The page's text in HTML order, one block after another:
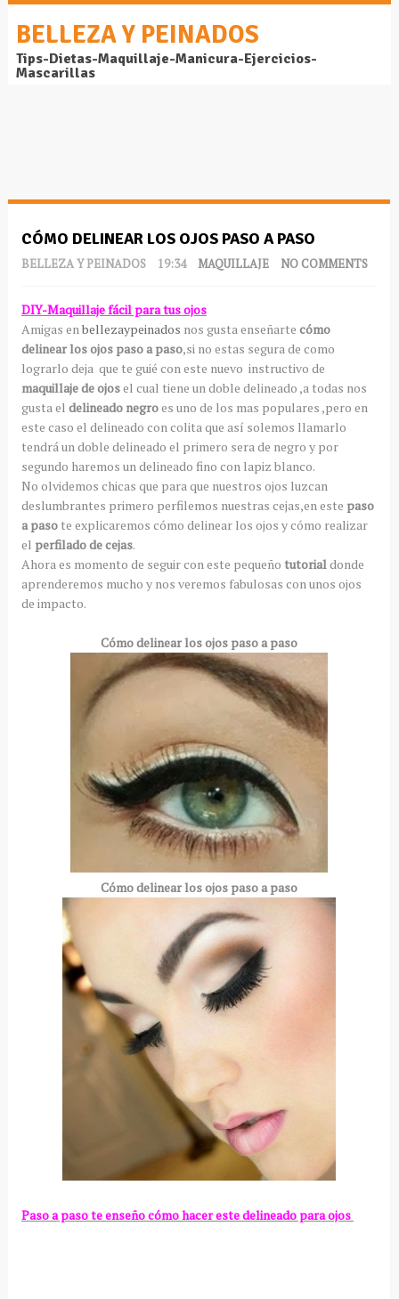
BELLEZA Y PEINADOS
Tips-Dietas-Maquillaje-Manicura-Ejercicios-
Mascarillas
CÓMO DELINEAR LOS OJOS PASO A PASO
BELLEZA Y PEINADOS 19:34 MAQUILLAJE NO COMMENTS
DIY-Maquillaje fácil para tus ojos
Amigas enbellezaypeinados nos gusta enseñarte cómo
delinear los ojos paso a paso,si no estas segura de como
lograrlo deja que te guié con este nuevo instructivo de
maquillaje de ojosel cual tiene un doble delineado ,a todas nos
gusta el delineado negroes uno de los mas populares ,pero en
este caso el delineado con colita que así solemos llamarlo
tendrá un doble delineado el primero sera de negro y por
segundo haremos un delineado fino con lapiz blanco.
No olvidemos chicas que para que nuestros ojos luzcan
deslumbrantes primero perfilemos nuestras cejas,en este paso
a pasote explicaremos cómo delinear los ojos y cómo realizar
el perfilado de cejas.
Ahora es momento de seguir con este pequeño tutorialdonde
aprenderemos mucho y nos veremos fabulosas con unos ojos
de impacto.
Cómo delinear los ojos paso a paso
Cómo delinear los ojos paso a paso
Paso a paso te enseño cómo hacer este delineado para ojos